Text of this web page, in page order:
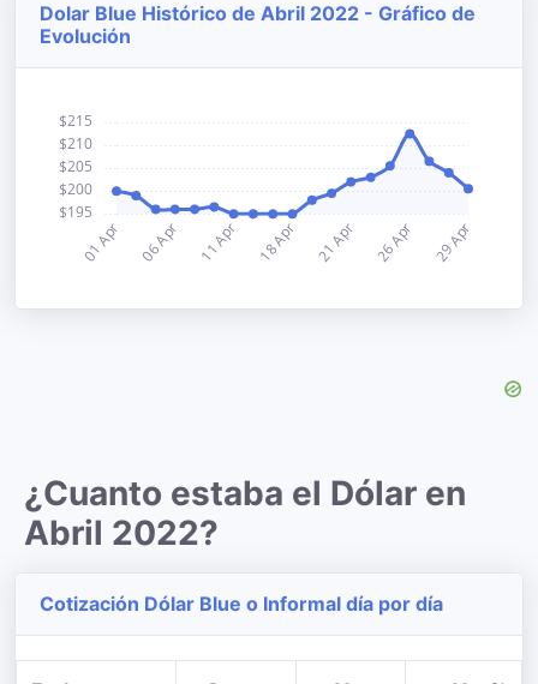
Dolar Blue Histórico de Abril 2022 - Gráfico de
Evolución
¿Cuanto estaba el Dólar en
Abril 2022?
Cotización Dólar Blue o Informal día por día